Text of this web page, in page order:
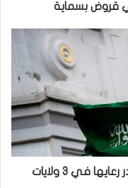
قروض بسماية
في 3 ولايات